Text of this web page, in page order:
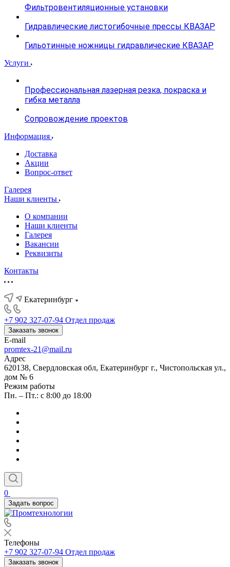
Фильтровентиляционные установки
Гидравлические листогибочные прессы КВАЗАР
Гильотинные ножницы гидравлические КВАЗАР
Услуги
Профессиональная лазерная резка, покраска и
гибка металла
Сопровождение проектов
Информация
Доставка
Акции
Вопрос-ответ
Галерея
Наши клиенты
О компании
Наши клиенты
Галерея
Вакансии
Реквизиты
Контакты
Екатеринбург
+7 902 327-07-94 Отдел продаж
Заказать звонок
E-mail
promtex-21@mail.ru
Адрес
620138, Свердловская обл, Екатеринбург г., Чистопольская ул.,
дом № 6
Режим работы
Пн. – Пт.: с 8:00 до 18:00
0
Задать вопрос
Телефоны
+7 902 327-07-94 Отдел продаж
Заказать звонок